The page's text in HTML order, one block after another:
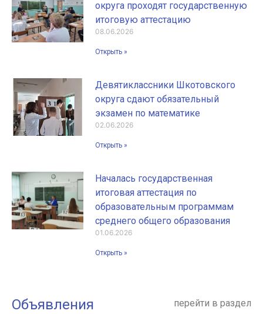
округа проходят государственную
итоговую аттестацию
08.06.2026
Открыть »
Девятиклассники Шкотовского
округа сдают обязательный
экзамен по математике
02.06.2026
Открыть »
Началась государственная
итоговая аттестация по
образовательным программам
среднего общего образования
01.06.2026
Открыть »
Объявления перейти в раздел